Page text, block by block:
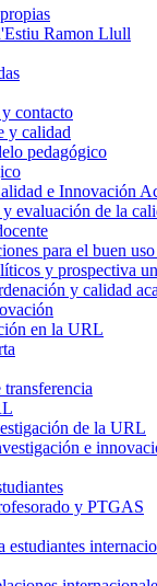
Ramon Llull
contacto
y calidad
pedagógico
e Innovación
evaluación de la
para el buen
y prospectiva
y calidad
en la URL
de la URL
e
y PTGAS
estudiantes